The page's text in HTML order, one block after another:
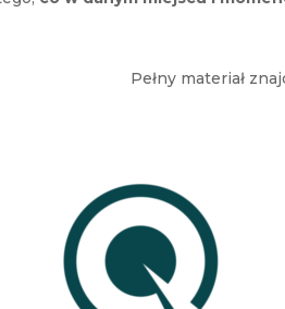
Pełny materiał